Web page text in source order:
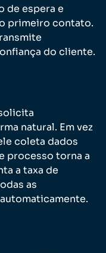
de espera e
primeiro contato.
do cliente.
natural. Em vez
coleta dados
processo torna a
a taxa de
as